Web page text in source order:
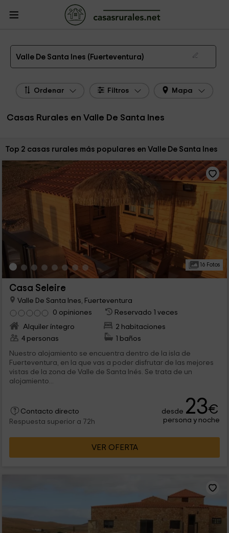
Casas Rurales
Fuerteventura
Casas Rurales Valle De Santa Ines
Las 2 mejores casas rurales en Valle De Santa Ines de 2026
Valle De Santa Ines (Fuerteventura)
Ordenar Filtros Mapa
Casas Rurales en Valle De Santa Ines
Ordenar por:
Top 2 casas rurales más populares en Valle De Santa Ines
16 Fotos
Casa Seleire
Valle De Santa Ines, Fuerteventura
0 opiniones
Reservado 1 veces
Alquiler íntegro
2 habitaciones
4 personas
1 baños
Nuestro alojamiento se encuentra dentro de la isla de
Fuerteventura, en la que vas a poder disfrutar de las mejores
vistas de la zona de Valle de Santa Inés. Se trata de un
alojamiento...
Contacto directo
Respuesta superior a 72h
desde 23€
persona y noche
VER OFERTA